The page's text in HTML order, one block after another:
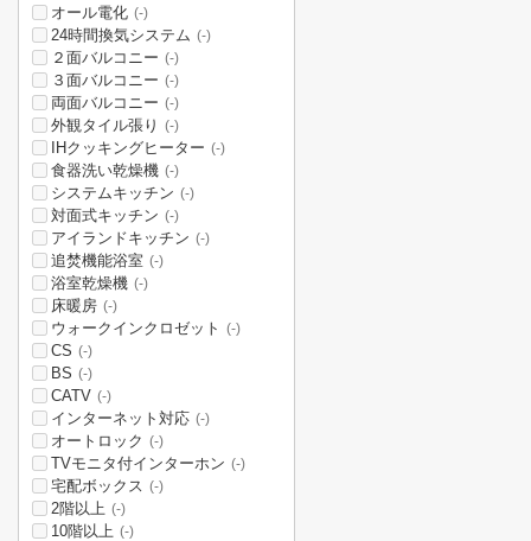
オール電化 (-)
24時間換気システム (-)
２面バルコニー (-)
３面バルコニー (-)
両面バルコニー (-)
外観タイル張り (-)
IHクッキングヒーター (-)
食器洗い乾燥機 (-)
システムキッチン (-)
対面式キッチン (-)
アイランドキッチン (-)
追焚機能浴室 (-)
浴室乾燥機 (-)
床暖房 (-)
ウォークインクロゼット (-)
CS (-)
BS (-)
CATV (-)
インターネット対応 (-)
オートロック (-)
TVモニタ付インターホン (-)
宅配ボックス (-)
2階以上 (-)
10階以上 (-)